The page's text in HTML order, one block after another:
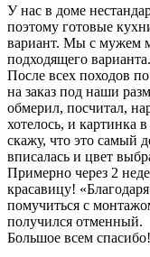
У нас в доме
поэтому готовые
вариант. Мы с мужем
подходящего варианта.
После всех походов
на заказ под наши
обмерил, посчитал,
хотелось, и картинка
скажу, что это самый
вписалась и цвет
Примерно через 2
красавицу!
помучиться с
получился отменный.
Большое всем